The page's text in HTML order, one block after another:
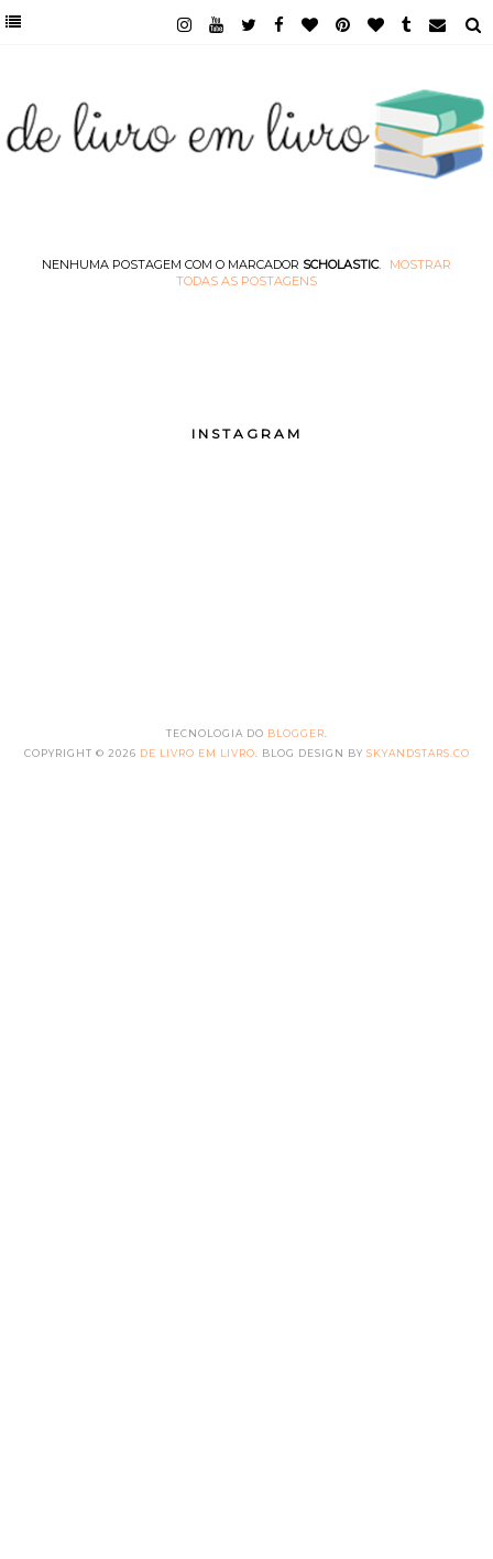
NENHUMA POSTAGEM COM O MARCADOR SCHOLASTIC.
MOSTRAR
TODAS AS POSTAGENS
INSTAGRAM
TECNOLOGIA DO BLOGGER
COPYRIGHT © 2026 DE LIVRO EM LIVRO . BLOG DESIGN BY SKYANDSTARS.CO